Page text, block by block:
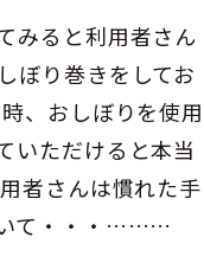
みると利用者さん
ぼり巻きをしてお
、おしぼりを使用
いただけると本当
者さんは慣れた手
いて・・・………